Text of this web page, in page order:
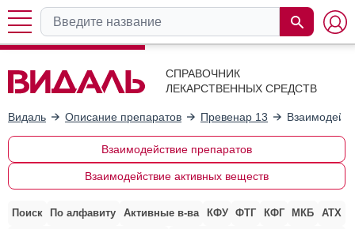
СПРАВОЧНИК
ЛЕКАРСТВЕННЫХ СРЕДСТВ
Видаль Описание препаратов Превенар 13
Взаимодействие препаратов
Взаимодействие активных веществ
Поиск По алфавиту Активные в-ва КФУ ФТГ КФГ МКБ АТХ